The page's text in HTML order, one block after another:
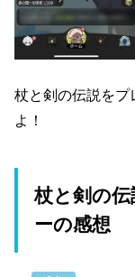
杖と剣の伝説をプ
よ！
杖と剣の
ーの感想